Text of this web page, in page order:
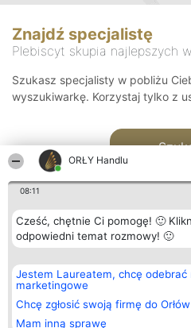
ORŁY Handlu
08:11
Cześć, chętnie Ci pomogę! 🙂
odpowiedni temat rozmowy! 🙂
Jestem Laureatem, chcę odebrać
marketingowe
Chcę zgłosić swoją firmę do Orłów
Mam inną sprawę
Znajdź specjalistę
Plebiscyt skupia najlepszych
Szukasz specjalisty w pobliżu
wyszukiwarkę. Korzystaj tylko z
Organizator plebiscytu
Bright Side Solutions sp. z o.
o. sp. k.
ul. Ruska 22
Wrocław 50-079
KRS 0000749100 | Regon
Laureaci
wszystkich
Laureatów